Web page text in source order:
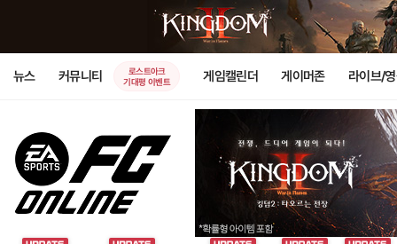
뉴스 커뮤니티
로스트아크
기대평 이벤트
게임캘린더 게이머존 라이브/